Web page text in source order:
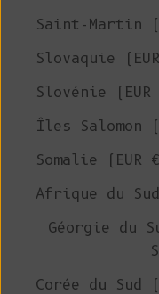
Saint-Martin
Slovaquie
Slovénie (EUR
Îles Salomon
Somalie (EUR
Afrique du
Géorgie du
Corée du Sud